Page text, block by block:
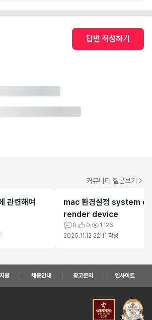
답변 작성하기
커뮤니티 질문보기
관련해여
mac 환경설정 system
render device
0 0
1,126
2025.11.12 22:11 작성
원 채용안내 광고문의 인사이트